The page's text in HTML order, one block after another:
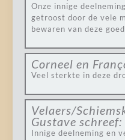
Onze innige
getroost door de vele
bewaren van deze
Corneel en
Veel sterkte in deze
Velaers/
Gustave schreef:
Innige deelneming en